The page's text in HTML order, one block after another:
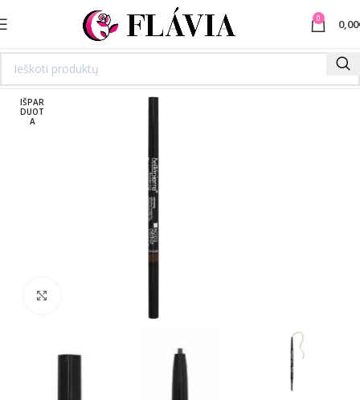
0 0,00
IŠPAR
DUOT
A